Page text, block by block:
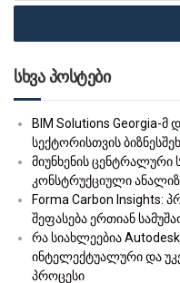
სხვა პოსტები
BIM Solutions Georgia-
სექტორისთვის
მიუნხენის ცენტრალური
კონსტრუქციული
Forma Carbon Insights:
შეფასება ერთიან
რა სიახლეებია
ინტელექტუალური და
პროცესი